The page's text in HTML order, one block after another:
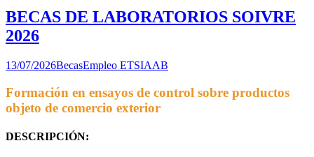
BECAS DE LABORATORIOS SOIVRE
2026
13/07/2026BecasEmpleo ETSIAAB
Formación en ensayos de control sobre productos
objeto de comercio exterior
DESCRIPCIÓN: